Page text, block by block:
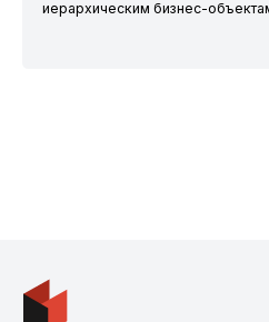
иерархическим бизнес-